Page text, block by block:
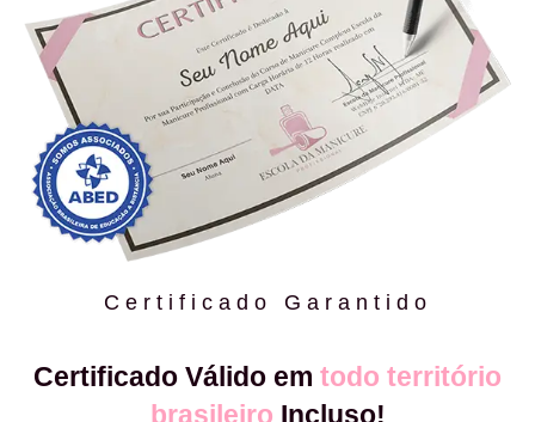
Certificado Garantido
Certificado Válido em todo território
brasileiro Incluso!